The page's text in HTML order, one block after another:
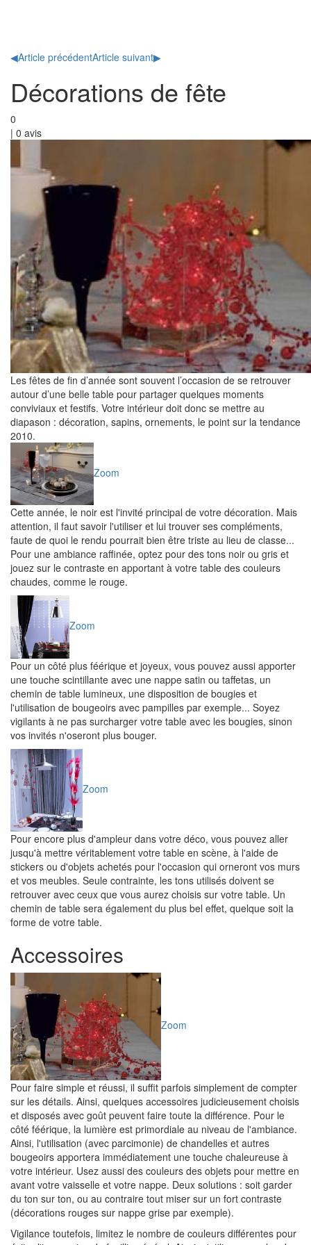
◀Article précédentArticle suivant▶
Décorations de fête
0
| 0 avis
Les fêtes de fin d’année sont souvent l’occasion de se retrouver
autour d’une belle table pour partager quelques moments
conviviaux et festifs. Votre intérieur doit donc se mettre au
diapason : décoration, sapins, ornements, le point sur la tendance
2010.
Zoom
Cette année, le noir est l'invité principal de votre décoration. Mais
attention, il faut savoir l'utiliser et lui trouver ses compléments,
faute de quoi le rendu pourrait bien être triste au lieu de classe...
Pour une ambiance raffinée, optez pour des tons noir ou gris et
jouez sur le contraste en apportant à votre table des couleurs
chaudes, comme le rouge.
Zoom
Pour un côté plus féérique et joyeux, vous pouvez aussi apporter
une touche scintillante avec une nappe satin ou taffetas, un
chemin de table lumineux, une disposition de bougies et
l'utilisation de bougeoirs avec pampilles par exemple... Soyez
vigilants à ne pas surcharger votre table avec les bougies, sinon
vos invités n'oseront plus bouger.
Zoom
Pour encore plus d'ampleur dans votre déco, vous pouvez aller
jusqu'à mettre véritablement votre table en scène, à l'aide de
stickers ou d'objets achetés pour l'occasion qui orneront vos murs
et vos meubles. Seule contrainte, les tons utilisés doivent se
retrouver avec ceux que vous aurez choisis sur votre table. Un
chemin de table sera également du plus bel effet, quelque soit la
forme de votre table.
Accessoires
Zoom
Pour faire simple et réussi, il suffit parfois simplement de compter
sur les détails. Ainsi, quelques accessoires judicieusement choisis
et disposés avec goût peuvent faire toute la différence. Pour le
côté féérique, la lumière est primordiale au niveau de l'ambiance.
Ainsi, l'utilisation (avec parcimonie) de chandelles et autres
bougeoirs apportera immédiatement une touche chaleureuse à
votre intérieur. Usez aussi des couleurs des objets pour mettre en
avant votre vaisselle et votre nappe. Deux solutions : soit garder
du ton sur ton, ou au contraire tout miser sur un fort contraste
(décorations rouges sur nappe grise par exemple).
Vigilance toutefois, limitez le nombre de couleurs différentes pour